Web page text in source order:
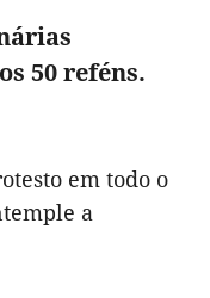
50 reféns.
em todo o
a